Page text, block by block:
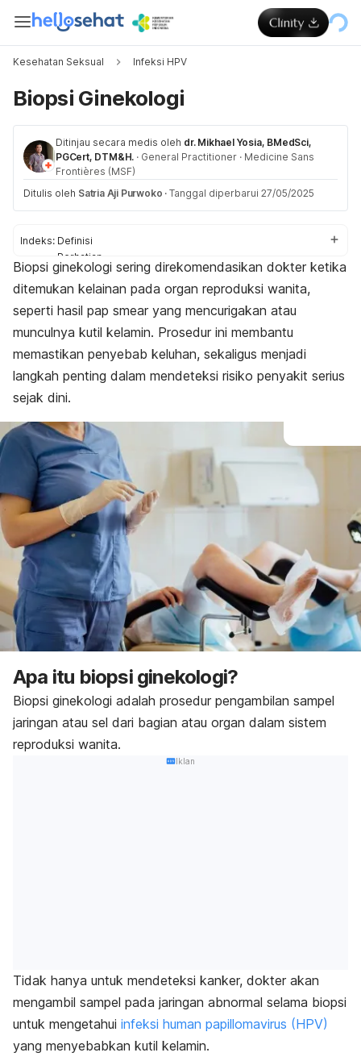
Kesehatan Seksual Infeksi HPV
Biopsi Ginekologi
Ditinjau secara medis oleh dr. Mikhael Yosia, BMedSci,
PGCert, DTM&H. · General Practitioner · Medicine Sans
Frontières (MSF)
Ditulis oleh Satria Aji Purwoko · Tanggal diperbarui 27/05/2025
Indeks: Definisi
Perhatian
Prosedur
Penjelasan hasil
Biopsi ginekologi sering direkomendasikan dokter ketika
ditemukan kelainan pada organ reproduksi wanita,
seperti hasil pap smear yang mencurigakan atau
munculnya kutil kelamin. Prosedur ini membantu
memastikan penyebab keluhan, sekaligus menjadi
langkah penting dalam mendeteksi risiko penyakit serius
sejak dini.
Apa itu biopsi ginekologi?
Biopsi ginekologi adalah prosedur pengambilan sampel
jaringan atau sel dari bagian atau organ dalam sistem
reproduksi wanita.
Iklan
Tidak hanya untuk mendeteksi kanker, dokter akan
mengambil sampel pada jaringan abnormal selama biopsi
untuk mengetahui infeksi human papillomavirus (HPV)
yang menyebabkan kutil kelamin.